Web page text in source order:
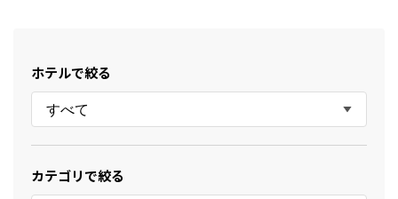
ホテルで絞る
すべて
カテゴリで絞る